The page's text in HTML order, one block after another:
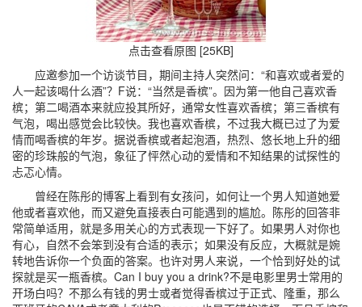
点击查看原图 [25KB]
应邀参加一个访谈节目，期间主持人突然问：“和喜欢或者爱的
人一起该喝什么酒”？F说：“当然是香槟”。因为第一他自己喜欢香
槟；第二喝酒本来就应投其所好，通常女性喜欢香槟；第三香槟有
气泡，喝出感觉会比较快。我也喜欢香槟，不过我大概已过了为爱
情而喝香槟的年岁。据说香槟或者起泡酒，热烈、悠长地上升的细
密的珍珠般的气泡，象征了怦然心动的爱情和不知结果的试探性的
忐忑心情。
曾经在陈彤的博客上看到有女孩问，如何让一个男人知道她爱
他或者喜欢他，而又避免直接表白可能遇到的尴尬。陈彤的回答非
常简单适用，就是多用关心的方式表现一下好了。如果男人对你也
有心，自然不会笨到没有合适的表示；如果没有反应，大概就是婉
转地告诉你一个负面的答案。也许对男人来说，一个恰到好处的试
探就是买一瓶香槟。Can I buy you a drink?不是电影里男士常用的
开场白吗？不那么有钱的男士或者觉得香槟过于正式、隆重，那么